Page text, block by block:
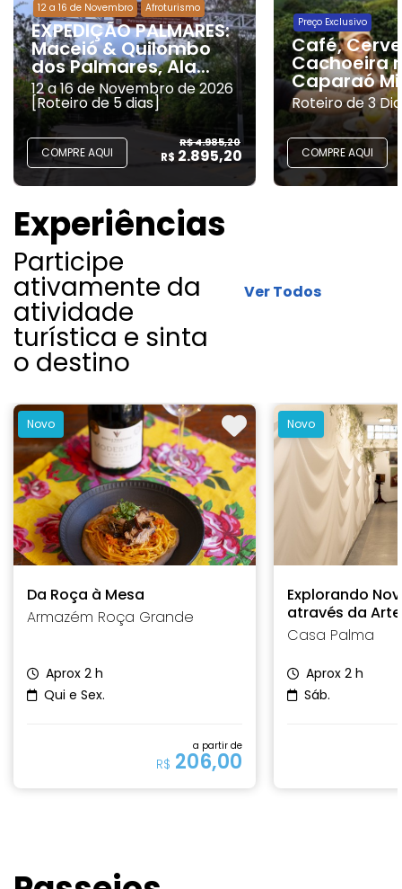
12 a 16 de Novembro Afroturismo
EXPEDIÇÃO PALMARES:
Maceió & Quilombo
dos Palmares, Ala...
12 a 16 de Novembro de 2026
[Roteiro de 5 dias]
COMPRE AQUI
R$ 4.985,20
R$ 2.895,20
Preço Exclusivo
Café,
Cachoeira
Caparaó
Roteiro de 3
COMPRE AQUI
Experiências
Participe
ativamente da
atividade
turística e sinta
o destino
Ver Todos
Novo
Da Roça à Mesa
Armazém Roça Grande
Aprox 2 h
Qui e Sex.
a partir de
R$ 206,00
Novo
Explorando
através da Arte
Casa Palma
Aprox 2 h
Sáb.